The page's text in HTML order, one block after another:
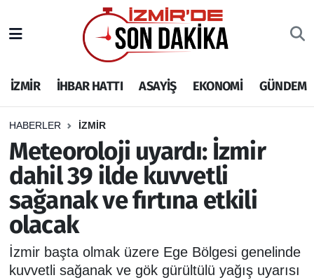
İZMİR İHBAR HATTI ASAYİŞ EKONOMİ GÜNDEM
HABERLER İZMİR
Meteoroloji uyardı: İzmir
dahil 39 ilde kuvvetli
sağanak ve fırtına etkili
olacak
İzmir başta olmak üzere Ege Bölgesi genelinde
kuvvetli sağanak ve gök gürültülü yağış uyarısı
İHBAR HATTI
DEPREM
GENEL
EKONOMİ
SİYASET
SPOR
İzmir Nöbetçi Eczaneler
İzmir Hava Durumu
İzmir Namaz Vakitleri
İzmir Trafik Yoğunluk Haritası
Puan Durumu ve Fikstür
Tüm Manşetler
Son Dakika Haberleri